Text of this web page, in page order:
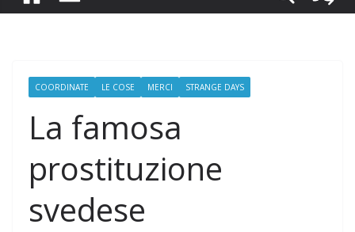
COORDINATE LE COSE MERCI STRANGE DAYS
La famosa
prostituzione
svedese